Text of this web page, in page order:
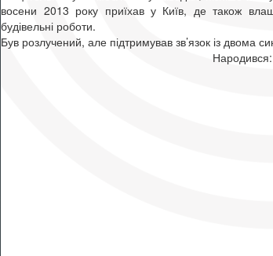
восени 2013 року приїхав у Київ, де також
будівельні роботи.
Був розлучений, але підтримував зв’язок із двома